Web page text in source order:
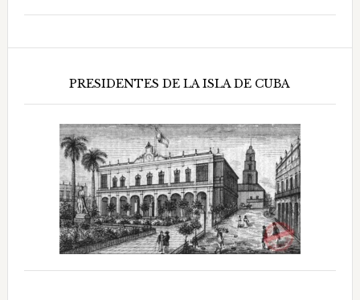
PRESIDENTES DE LA ISLA DE CUBA